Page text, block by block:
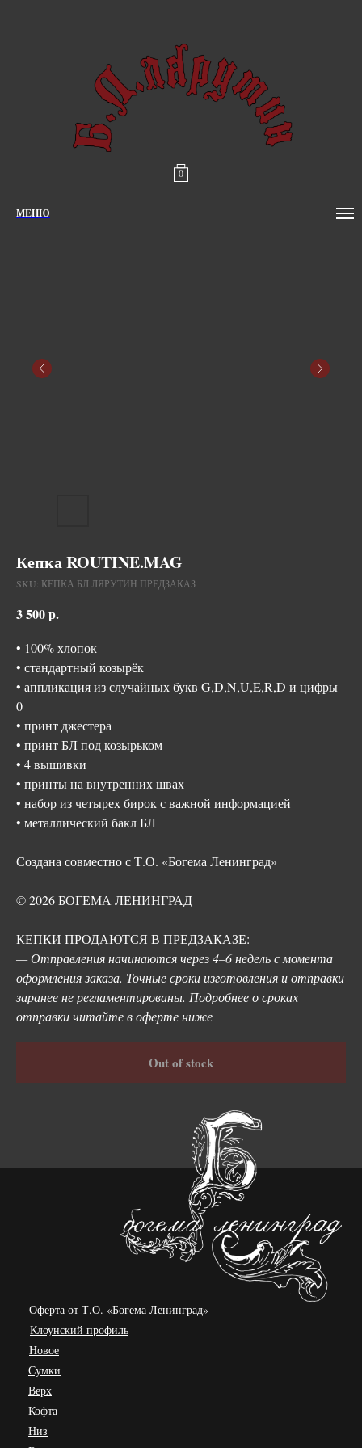
0
МЕНЮ
Кепка ROUTINE.MAG
SKU: КЕПКА БЛ ЛЯРУТИН ПРЕДЗАКАЗ
3 500р.
• 100% хлопок
• стандартный козырёк
• аппликация из случайных букв G,D,N,U,E,R,D и цифры
0
• принт джестера
• принт БЛ под козырьком
• 4 вышивки
• принты на внутренних швах
• набор из четырех бирок с важной информацией
• металлический бакл БЛ
Создана совместно с Т.О. «Богема Ленинград»
© 2026 БОГЕМА ЛЕНИНГРАД
КЕПКИ ПРОДАЮТСЯ В ПРЕДЗАКАЗЕ:
— Отправления начинаются через 4–6 недель с момента
оформления заказа. Точные сроки изготовления и отправки
заранее не регламентированы. Подробнее о сроках
отправки читайте в оферте ниже
Out of stock
Оферта от Т.О. «Богема Ленинград»
Клоунский профиль
Новое
Сумки
Верх
Кофта
Низ